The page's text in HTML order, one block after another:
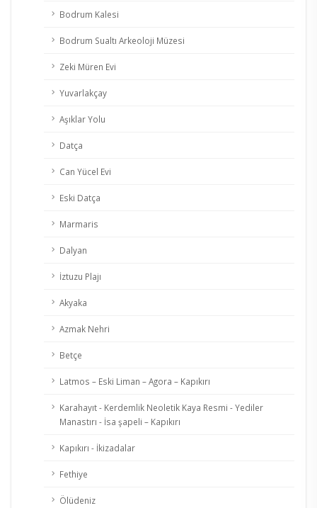
Bodrum Kalesi
Bodrum Sualtı Arkeoloji Müzesi
Zeki Müren Evi
Yuvarlakçay
Aşıklar Yolu
Datça
Can Yücel Evi
Eski Datça
Marmaris
Dalyan
İztuzu Plajı
Akyaka
Azmak Nehri
Betçe
Latmos – Eski Liman – Agora – Kapıkırı
Karahayıt - Kerdemlik Neoletik Kaya Resmi - Yediler
Manastırı - İsa şapeli – Kapıkırı
Kapıkırı - İkizadalar
Fethiye
Ölüdeniz